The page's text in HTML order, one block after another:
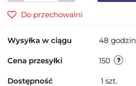
Do przechowalni
Wysyłka w ciągu 48 godzin
Cena przesyłki 150
Dostępność 1 szt.